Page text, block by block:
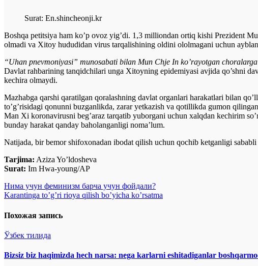
Surat: En.shincheonji.kr
Boshqa petitsiya ham ko’p ovoz yig’di. 1,3 milliondan ortiq kishi Prezident
olmadi va Xitoy hududidan virus tarqalishining oldini ololmagani uchun
“Uhan pnevmoniyasi” munosabati bilan Mun Chje In ko’rayotgan
Davlat rahbarining tanqidchilari unga Xitoyning epidemiyasi avjida qo’shni
kechira olmaydi.
Mazhabga qarshi qaratilgan qoralashning davlat organlari harakatlari bilan
to’g’risidagi qonunni buzganlikda, zarar yetkazish va qotillikda gumon
Man Xi koronavirusni beg’araz tarqatib yuborgani uchun xalqdan kechirim
bunday harakat qanday baholanganligi noma’lum.
Natijada, bir bemor shifoxonadan ibodat qilish uchun qochib ketganligi
Tarjima: Aziza Yo’ldosheva
Surat: Im Hwa-young/AP
Навигация
по
записям
Нима учун феминизм барча учун фойдали?
Karantinga to’g’ri rioya qilish bo’yicha ko’rsatma
Похожая запись
Ўзбек тилида
Bizsiz biz haqimizda hech narsa: nega karlarni eshitadiganlar